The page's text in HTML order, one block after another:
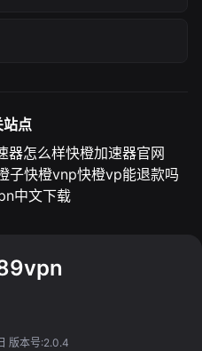
站点
器怎么样快橙加速器官网
子快橙vnp快橙vp能退款吗
中文下载
版本号:2.0.4